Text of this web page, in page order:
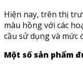
Hiện nay, trên thị
màu hồng với các
cầu sử dụng và mức
Một số sản phẩm